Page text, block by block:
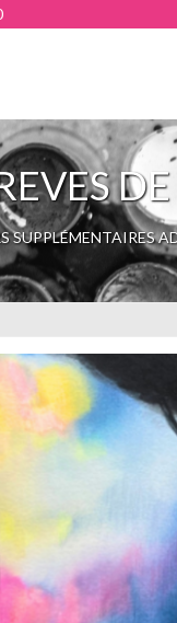
SUPPLÉMENTAIRES